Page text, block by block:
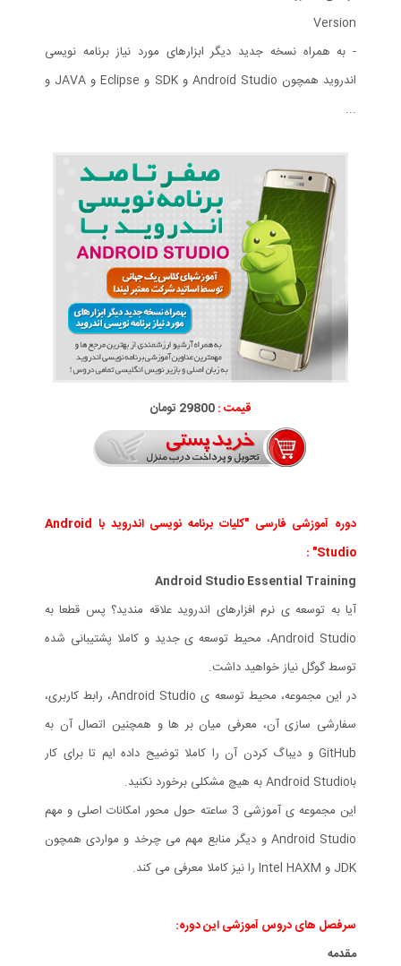
Version
- به همراه نسخه جدید دیگر ابزارهای مورد نیاز برنامه نویسی
اندروید همچون Android Studio و SDK و Eclipse و JAVA و
...
قیمت :29800 تومان
دوره آموزشی فارسی "کلیات برنامه نویسی اندروید با Android
Studio" :
Android Studio Essential Training
آیا به توسعه ی نرم افزارهای اندروید علاقه مندید؟ پس قطعا به
Android Studio، محیط توسعه ی جدید و کاملا پشتیبانی شده
توسط گوگل نیاز خواهید داشت.
در این مجموعه، محیط توسعه ی Android Studio، رابط کاربری،
سفارشی سازی آن، معرفی میان بر ها و همچنین اتصال آن به
GitHub و دیباگ کردن آن را کاملا توضیح داده ایم تا برای کار
باAndroid Studio به هیچ مشکلی برخورد نکنید.
این مجموعه ی آموزشی 3 ساعته حول محور امکانات اصلی و مهم
Android Studio و دیگر منابع مهم می چرخد و مواردی همچون
JDK و Intel HAXM را نیز کاملا معرفی می کند.
سرفصل های دروس آموزشی این دوره:
مقدمه